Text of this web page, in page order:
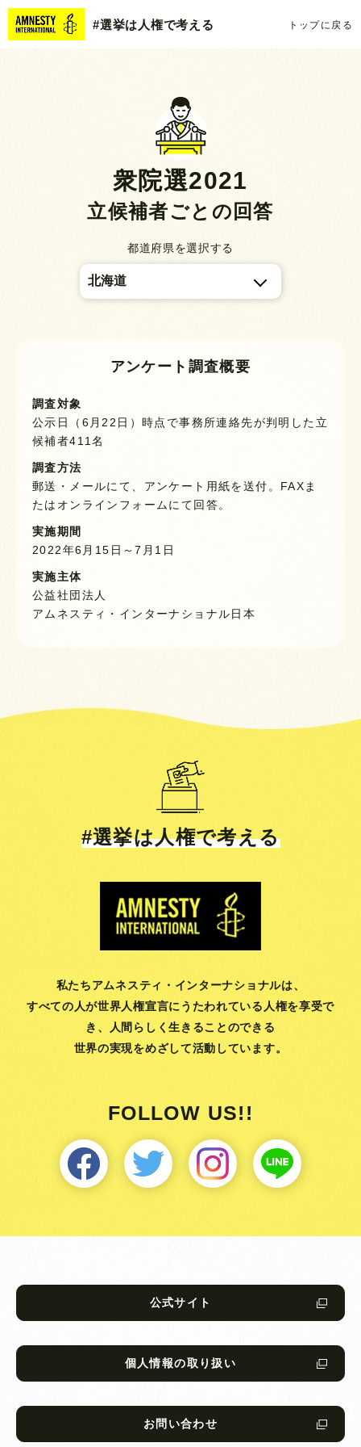
#選挙は人権で考える トップに戻る
衆院選2021
立候補者ごとの回答
都道府県を選択する
アンケート調査概要
調査対象
公示日（6月22日）時点で事務所連絡先が判明した立
候補者411名
調査方法
郵送・メールにて、アンケート用紙を送付。FAXま
たはオンラインフォームにて回答。
実施期間
2022年6月15日～7月1日
実施主体
公益社団法人
アムネスティ・インターナショナル日本
#選挙は人権で考える
私たちアムネスティ・インターナショナルは、
すべての人が世界人権宣言にうたわれている人権を享受で
き、
人間らしく生きることのできる
世界の実現をめざして活動しています。
FOLLOW US!!
公式サイト
個人情報の取り扱い
お問い合わせ